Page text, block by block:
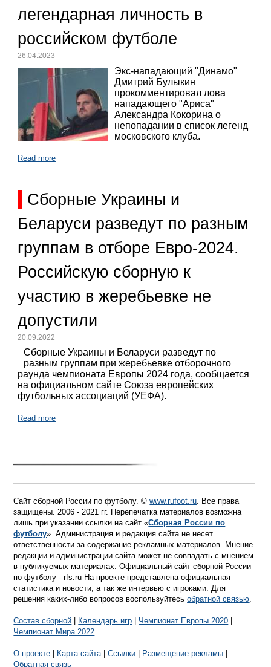
легендарная личность в
российском футболе
26.04.2023
Экс-нападающий "Динамо"
Дмитрий Булыкин
прокомментировал лова
нападающего "Ариса"
Александра Кокорина о
непопадании в список легенд
московского клуба.
Read more
Сборные Украины и
Беларуси разведут по разным
группам в отборе Евро-2024.
Российскую сборную к
участию в жеребьевке не
допустили
20.09.2022
Сборные Украины и Беларуси разведут по
разным группам при жеребьевке отборочного
раунда чемпионата Европы 2024 года, сообщается
на официальном сайте Союза европейских
футбольных ассоциаций (УЕФА).
Read more
Сайт сборной России по футболу. ©www.rufoot.ru. Все права
защищены. 2006 - 2021 гг. Перепечатка материалов возможна
лишь при указании ссылки на сайт «Сборная России по
футболу». Администрация и редакция сайта не несет
ответственности за содержание рекламных материалов. Мнение
редакции и администрации сайта может не совпадать с мнением
в публикуемых материалах. Официальный сайт сборной России
по футболу - rfs.ru На проекте представлена официальная
статистика и новости, а так же интервью с игроками. Для
решения каких-либо вопросов воспользуйтесьобратной связью.
Состав сборной Календарь игр Чемпионат Европы 2020
Чемпионат Мира 2022
О проекте Карта сайта|Ссылки Размещение рекламы
Обратная связь